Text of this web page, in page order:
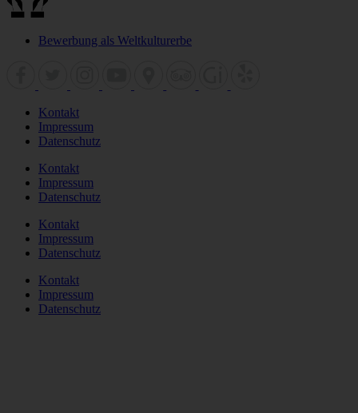
Bewerbung als Weltkulturerbe
Kontakt
Impressum
Datenschutz
Kontakt
Impressum
Datenschutz
Kontakt
Impressum
Datenschutz
Kontakt
Impressum
Datenschutz